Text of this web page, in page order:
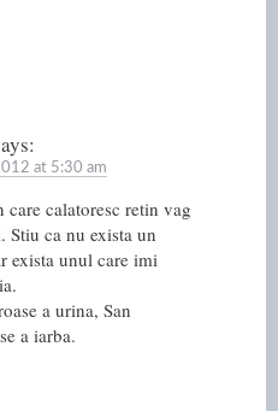
at 5:30 am
care calatoresc retin vag
Stiu ca nu exista un
exista unul care imi
a urina, San
a iarba.